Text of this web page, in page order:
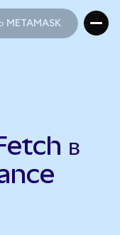
METAMASK
в